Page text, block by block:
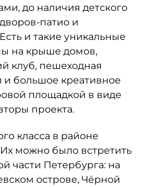
до наличия детского
патио и
и такие уникальные
на крыше домов,
клуб, пешеходная
и большое креативное
площадкой в виде
проекта.
класса в районе
можно было встретить
части Петербурга: на
острове, Чёрной